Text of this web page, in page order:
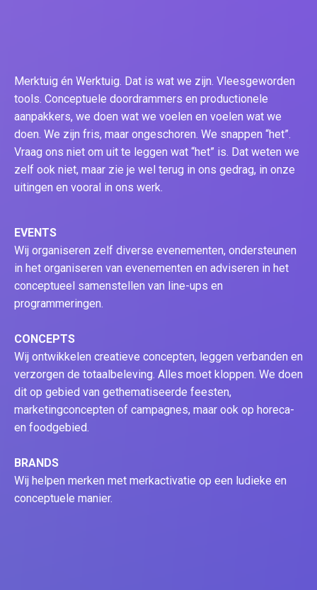
Merktuig én Werktuig. Dat is wat we zijn. Vleesgeworden
tools. Conceptuele doordrammers en productionele
aanpakkers, we doen wat we voelen en voelen wat we
doen. We zijn fris, maar ongeschoren. We snappen “het”.
Vraag ons niet om uit te leggen wat “het” is. Dat weten we
zelf ook niet, maar zie je wel terug in ons gedrag, in onze
uitingen en vooral in ons werk.
EVENTS
Wij organiseren zelf diverse evenementen, ondersteunen
in het organiseren van evenementen en adviseren in het
conceptueel samenstellen van line-ups en
programmeringen.
CONCEPTS
Wij ontwikkelen creatieve concepten, leggen verbanden en
verzorgen de totaalbeleving. Alles moet kloppen. We doen
dit op gebied van gethematiseerde feesten,
marketingconcepten of campagnes, maar ook op horeca-
en foodgebied.
BRANDS
Wij helpen merken met merkactivatie op een ludieke en
conceptuele manier.